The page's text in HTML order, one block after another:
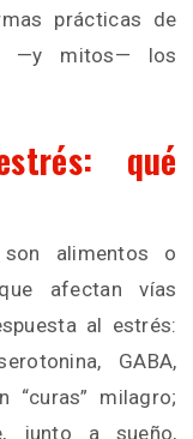
prácticas de
—y mitos— los
qué
son alimentos o
afectan vías
al estrés:
GABA,
“curas” milagro;
junto a sueño,